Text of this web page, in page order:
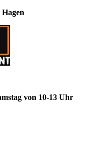
von 10-13 Uhr